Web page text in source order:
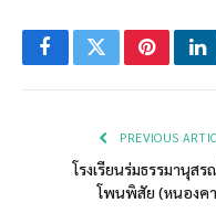
FacebookTwitterPinterest
PREVIOUS
โรงเรียนร่มธรรมานุสร
โพนพิสัย (หนองค